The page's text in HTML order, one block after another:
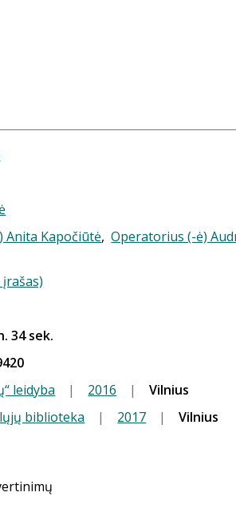
Anita Kapočiūtė,Operatorius (-ė)
34 sek.
leidyba | 2016 |
Vilnius
biblioteka | 2017 | Vilnius